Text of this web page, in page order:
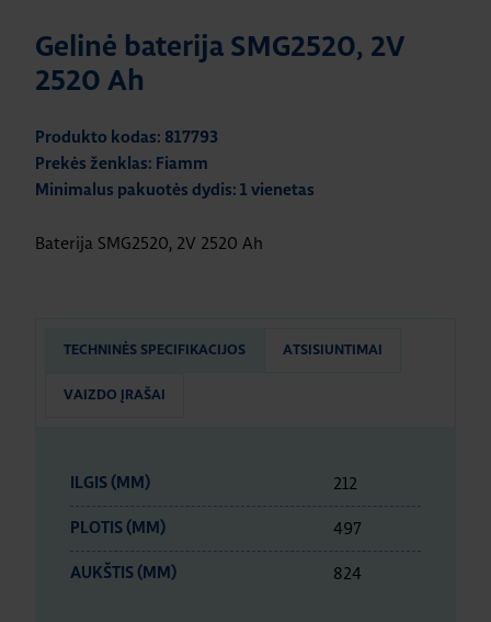
Gelinė baterija SMG2520, 2V
2520 Ah
Produkto kodas: 817793
Prekės ženklas: Fiamm
Minimalus pakuotės dydis: 1 vienetas
Baterija SMG2520, 2V 2520 Ah
TECHNINĖS SPECIFIKACIJOS ATSISIUNTIMAI
VAIZDO ĮRAŠAI
ILGIS (MM) 212
PLOTIS (MM) 497
AUKŠTIS (MM) 824